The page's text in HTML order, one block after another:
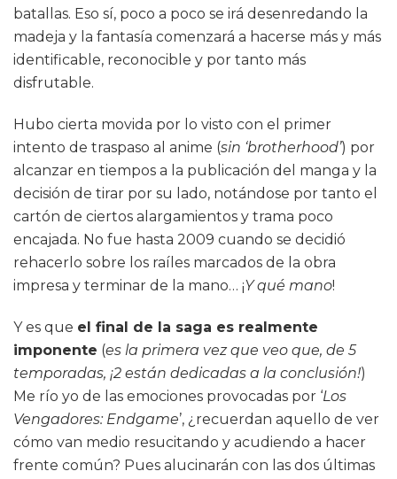
batallas. Eso sí, poco a poco se irá desenredando la
madeja y la fantasía comenzará a hacerse más y más
identificable, reconocible y por tanto más
disfrutable.
Hubo cierta movida por lo visto con el primer
intento de traspaso al anime (sin ‘brotherhood’) por
alcanzar en tiempos a la publicación del manga y la
decisión de tirar por su lado, notándose por tanto el
cartón de ciertos alargamientos y trama poco
encajada. No fue hasta 2009 cuando se decidió
rehacerlo sobre los raíles marcados de la obra
impresa y terminar de la mano… ¡Y qué mano!
Y es que el final de la saga es realmente
imponente (es la primera vez que veo que, de 5
temporadas, ¡2 están dedicadas a la conclusión!)
Me río yo de las emociones provocadas por ‘Los
Vengadores: Endgame’, ¿recuerdan aquello de ver
cómo van medio resucitando y acudiendo a hacer
frente común? Pues alucinarán con las dos últimas